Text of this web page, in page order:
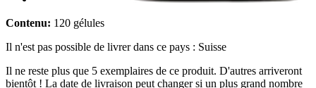
Contenu: 120 gélules
Il n'est pas possible de livrer dans ce pays : Suisse
Il ne reste plus que 5 exemplaires de ce produit. D'autres arriveront
bientôt ! La date de livraison peut changer si un plus grand nombre